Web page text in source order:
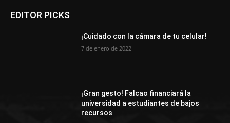
EDITOR PICKS
¡Cuidado con la cámara de tu celular!
7 de enero de 2022
¡Gran gesto! Falcao financiará la
universidad a estudiantes de bajos
recursos